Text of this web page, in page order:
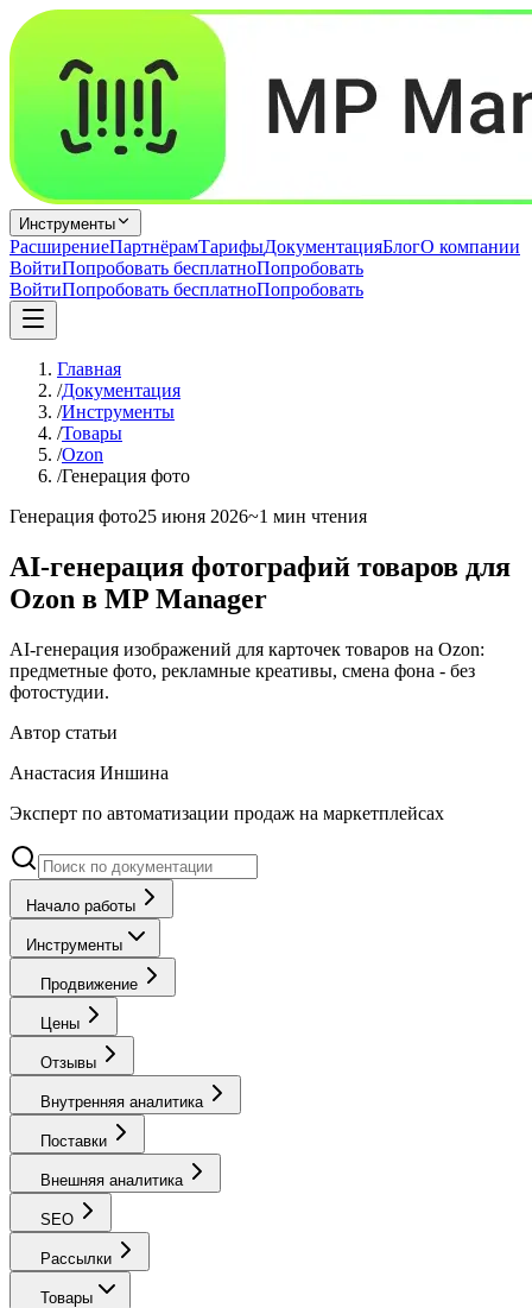
Инструменты
РасширениеПартнёрамТарифыДокументацияБлогО компании
ВойтиПопробовать бесплатноПопробовать
ВойтиПопробовать бесплатноПопробовать
Главная
/Документация
/Инструменты
/Товары
/Ozon
/Генерация фото
Генерация фото25 июня 2026~1 мин чтения
AI-генерация фотографий товаров для
Ozon в MP Manager
AI-генерация изображений для карточек товаров на Ozon:
предметные фото, рекламные креативы, смена фона - без
фотостудии.
Автор статьи
Анастасия Иншина
Эксперт по автоматизации продаж на маркетплейсах
Начало работы
Инструменты
Продвижение
Цены
Отзывы
Внутренняя аналитика
Поставки
Внешняя аналитика
SEO
Рассылки
Товары